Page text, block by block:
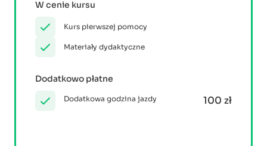
W cenie kursu
Kurs pierwszej pomocy
Materiały dydaktyczne
Dodatkowo płatne
Dodatkowa godzina jazdy 100 zł